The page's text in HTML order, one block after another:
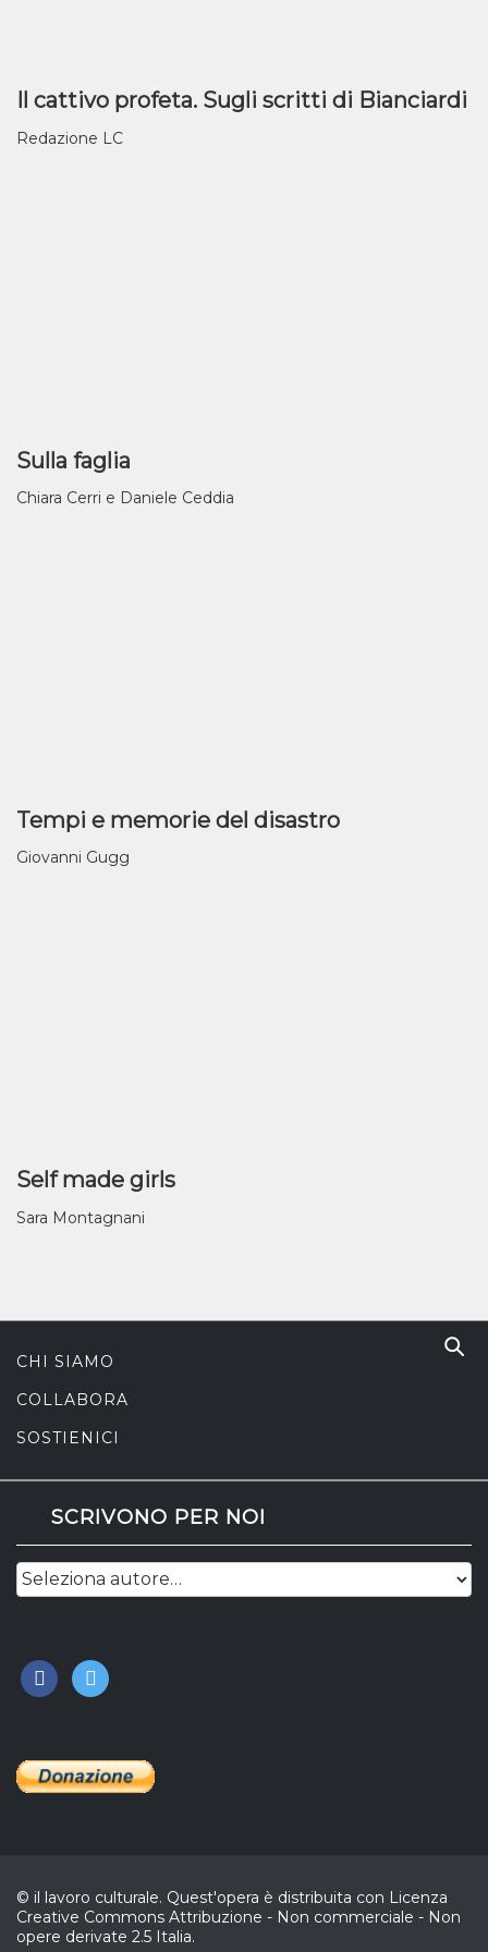
Il cattivo profeta. Sugli scritti di Bianciardi
Redazione LC
Sulla faglia
Chiara Cerri e Daniele Ceddia
Tempi e memorie del disastro
Giovanni Gugg
Self made girls
Sara Montagnani
CHI SIAMO
COLLABORA
SOSTIENICI
SCRIVONO PER NOI
facebook
twitter
© il lavoro culturale. Quest'opera è distribuita con Licenza
Creative Commons Attribuzione - Non commerciale - Non
opere derivate 2.5 Italia.